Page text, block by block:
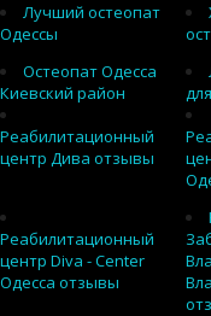
Лучший остеопат
Одессы
Остеопат Одесса
Киевский район
Реабилитационный
центр Дива отзывы
Реабилитационный
центр Diva - Center
Одесса отзывы